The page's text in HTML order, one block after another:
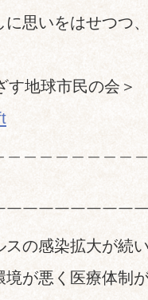
思いをはせつつ
す地球市民の会＞
＿＿＿＿＿＿＿＿
￣￣￣￣￣￣￣
の感染拡大が続
が悪く医療体制